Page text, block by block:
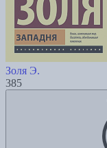
Золя Э.
385